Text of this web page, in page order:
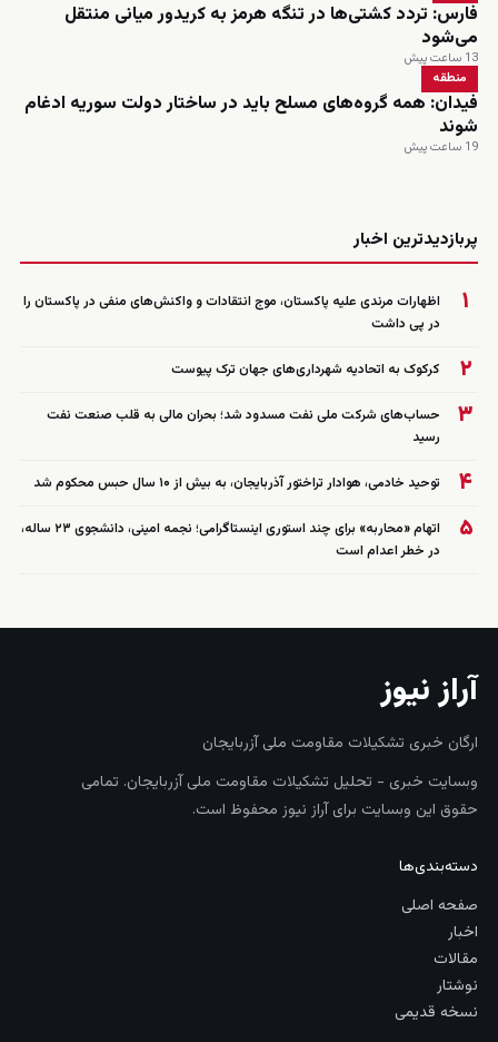
فارس: تردد کشتی‌ها در تنگه هرمز به کریدور میانی منتقل
می‌شود
13 ساعت پیش
منطقه
فیدان: همه گروه‌های مسلح باید در ساختار دولت سوریه ادغام
شوند
19 ساعت پیش
پربازدیدترین اخبار
۱
اظهارات مرندی علیه پاکستان، موج انتقادات و واکنش‌های منفی در پاکستان را
در پی داشت
۲ کرکوک به اتحادیه شهرداری‌های جهان ترک پیوست
۳
حساب‌های شرکت ملی نفت مسدود شد؛ بحران مالی به قلب صنعت نفت
رسید
۴ توحید خادمی، هوادار تراختور آذربایجان، به بیش از ۱۰ سال حبس محکوم شد
۵
اتهام «محاربه» برای چند استوری اینستاگرامی؛ نجمه امینی، دانشجوی ۲۳ ساله،
در خطر اعدام است
آراز نیوز
ارگان خبری تشکیلات مقاومت ملی آزربایجان
وبسایت خبری - تحلیل تشکیلات مقاومت ملی آزربایجان. تمامی
حقوق این وبسایت برای آراز نیوز محفوظ است.
دسته‌بندی‌ها
صفحه اصلی
اخبار
مقالات
نوشتار
نسخه قدیمی